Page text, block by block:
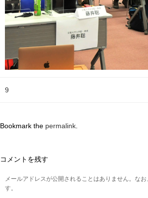
9
Bookmark the permalink
コメントを残す
メールアドレスが公開されることはありません。な
す。